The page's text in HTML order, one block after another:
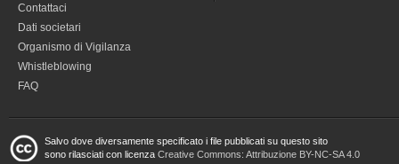
Contattaci
Dati societari
Organismo di Vigilanza
Whistleblowing
FAQ
Salvo dove diversamente specificato i file pubblicati su questo sito
sono rilasciati con licenza Creative Commons: Attribuzione BY-NC-SA 4.0